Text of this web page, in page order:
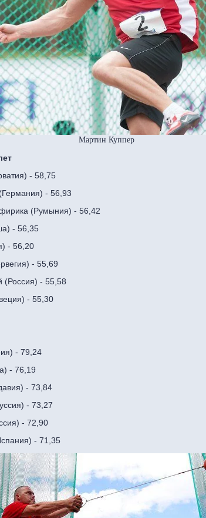
Мартин Куппер
- 58,75
- 56,93
(Румыния) - 56,42
- 56,35
- 56,20
- 55,69
(Россия) - 55,58
- 55,30
- 79,24
- 76,19
- 73,84
- 73,27
- 72,90
- 71,35